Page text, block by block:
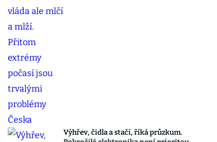
Výhřev, čidla a stačí, říká průzkum.